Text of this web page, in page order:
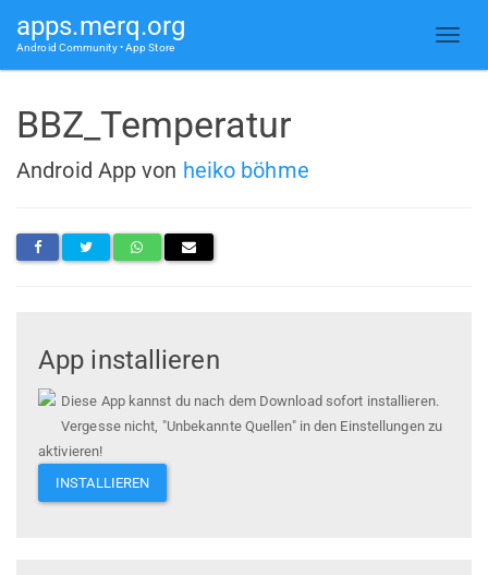
apps.merq.org
Android Community • App Store
BBZ_Temperatur
Android App von heiko böhme
App installieren
Diese App kannst du nach dem Download sofort installieren.
Vergesse nicht, "Unbekannte Quellen" in den Einstellungen zu
aktivieren!
INSTALLIEREN